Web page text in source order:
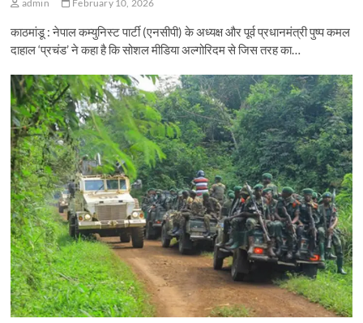
admin February 10, 2026
काठमांडू : नेपाल कम्युनिस्ट पार्टी (एनसीपी) के अध्यक्ष और पूर्व प्रधानमंत्री पुष्प कमल
दाहाल ‘प्रचंड’ ने कहा है कि सोशल मीडिया अल्गोरिदम से जिस तरह का…